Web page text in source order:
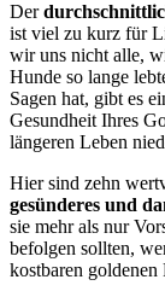
Der
ist viel zu kurz für
wir uns nicht alle,
Hunde so lange
Sagen hat, gibt es
Gesundheit Ihres
längeren Leben
Hier sind zehn
gesünderes und
sie mehr als nur
befolgen sollten,
kostbaren goldenen